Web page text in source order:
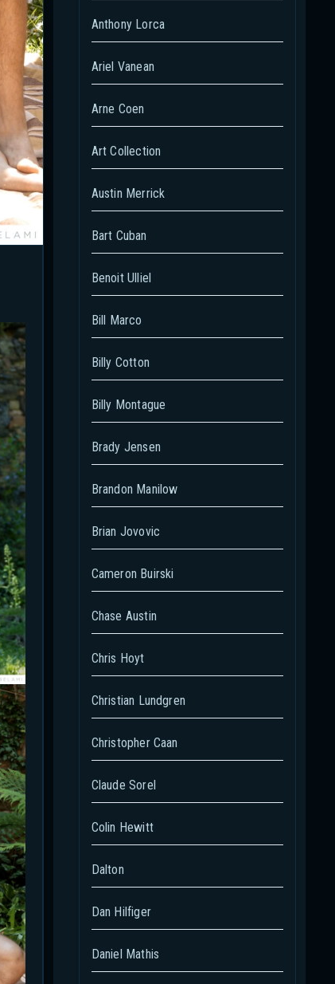
Anthony Lorca
Ariel Vanean
Arne Coen
Art Collection
Austin Merrick
Bart Cuban
Benoit Ulliel
Bill Marco
Billy Cotton
Billy Montague
Brady Jensen
Brandon Manilow
Brian Jovovic
Cameron Buirski
Chase Austin
Chris Hoyt
Christian Lundgren
Christopher Caan
Claude Sorel
Colin Hewitt
Dalton
Dan Hilfiger
Daniel Mathis